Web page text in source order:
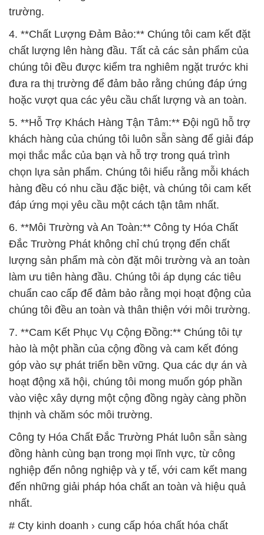
trường.
4. **Chất Lượng Đảm Bảo:** Chúng tôi cam kết đặt
chất lượng lên hàng đầu. Tất cả các sản phẩm của
chúng tôi đều được kiểm tra nghiêm ngặt trước khi
đưa ra thị trường để đảm bảo rằng chúng đáp ứng
hoặc vượt qua các yêu cầu chất lượng và an toàn.
5. **Hỗ Trợ Khách Hàng Tận Tâm:** Đội ngũ hỗ trợ
khách hàng của chúng tôi luôn sẵn sàng để giải đáp
mọi thắc mắc của bạn và hỗ trợ trong quá trình
chọn lựa sản phẩm. Chúng tôi hiểu rằng mỗi khách
hàng đều có nhu cầu đặc biệt, và chúng tôi cam kết
đáp ứng mọi yêu cầu một cách tận tâm nhất.
6. **Môi Trường và An Toàn:** Công ty Hóa Chất
Đắc Trường Phát không chỉ chú trọng đến chất
lượng sản phẩm mà còn đặt môi trường và an toàn
làm ưu tiên hàng đầu. Chúng tôi áp dụng các tiêu
chuẩn cao cấp để đảm bảo rằng mọi hoạt động của
chúng tôi đều an toàn và thân thiện với môi trường.
7. **Cam Kết Phục Vụ Cộng Đồng:** Chúng tôi tự
hào là một phần của cộng đồng và cam kết đóng
góp vào sự phát triển bền vững. Qua các dự án và
hoạt động xã hội, chúng tôi mong muốn góp phần
vào việc xây dựng một cộng đồng ngày càng phồn
thịnh và chăm sóc môi trường.
Công ty Hóa Chất Đắc Trường Phát luôn sẵn sàng
đồng hành cùng bạn trong mọi lĩnh vực, từ công
nghiệp đến nông nghiệp và y tế, với cam kết mang
đến những giải pháp hóa chất an toàn và hiệu quả
nhất.
# Cty kinh doanh › cung cấp hóa chất hóa chất